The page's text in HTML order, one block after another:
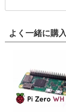
よく一緒に購